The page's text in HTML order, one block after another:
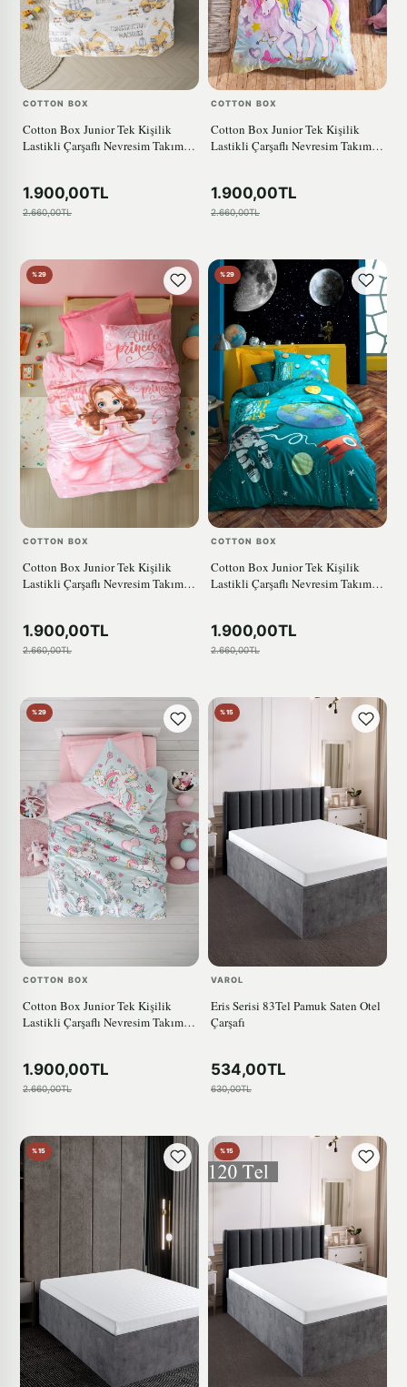
COTTON BOX
Cotton Box Junior Tek Kişilik
Lastikli Çarşaflı Nevresim Takımı
1.900,00TL
2.660,00TL
COTTON BOX
Cotton Box Junior Tek Kişilik
Lastikli Çarşaflı Nevresim Takımı
1.900,00TL
2.660,00TL
%29
COTTON BOX
Cotton Box Junior Tek Kişilik
Lastikli Çarşaflı Nevresim Takımı
1.900,00TL
2.660,00TL
%29
COTTON BOX
Cotton Box Junior Tek Kişilik
Lastikli Çarşaflı Nevresim Takımı
1.900,00TL
2.660,00TL
%29
COTTON BOX
Cotton Box Junior Tek Kişilik
Lastikli Çarşaflı Nevresim Takımı
1.900,00TL
2.660,00TL
%15
VAROL
Eris Serisi 83Tel Pamuk Saten Otel
Çarşafı
534,00TL
630,00TL
%15 %15